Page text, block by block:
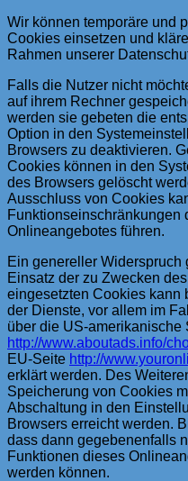
Wir können temporäre und
Cookies einsetzen und
Rahmen unserer
Falls die Nutzer nicht
auf ihrem Rechner
werden sie gebeten die
Option in den
Browsers zu deaktivieren.
Cookies können in den
des Browsers gelöscht
Ausschluss von Cookies
Funktionseinschränkungen
Onlineangebotes führen.
Ein genereller Widerspruch
Einsatz der zu Zwecken
eingesetzten Cookies kann
der Dienste, vor allem im
über die US-amerikanische
http://www.aboutads.info/
EU-Seite http://
erklärt werden. Des
Speicherung von Cookies
Abschaltung in den
Browsers erreicht werden.
dass dann gegebenenfalls
Funktionen dieses
werden können.